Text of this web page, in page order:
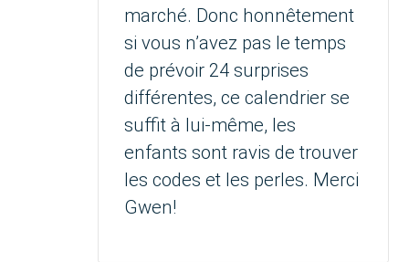
marché. Donc honnêtement
si vous n’avez pas le temps
de prévoir 24 surprises
différentes, ce calendrier se
suffit à lui-même, les
enfants sont ravis de trouver
les codes et les perles. Merci
Gwen!